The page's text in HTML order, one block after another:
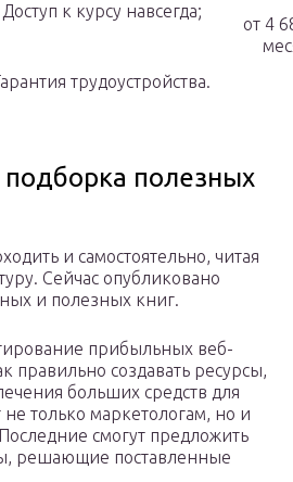
Доступ к курсу навсегда;
трудоустройства.
от 4
подборка полезных
и самостоятельно, читая
Сейчас опубликовано
и полезных книг.
прибыльных веб-
правильно создавать ресурсы,
больших средств для
только маркетологам, но и
смогут предложить
решающие поставленные